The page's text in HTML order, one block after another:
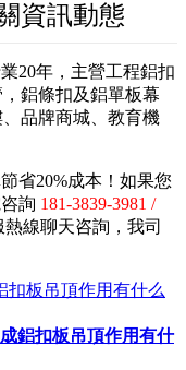
資訊動態
20年，主營工程鋁扣
鋁條扣及鋁單板幕
品牌商城、教育機
省20%成本！如果您
詢 181-3839-3981 /
熱線聊天咨詢，我司
鋁扣板吊頂作用有什